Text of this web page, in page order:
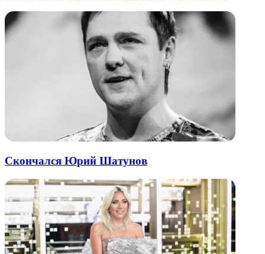
Скончался Юрий Шатунов